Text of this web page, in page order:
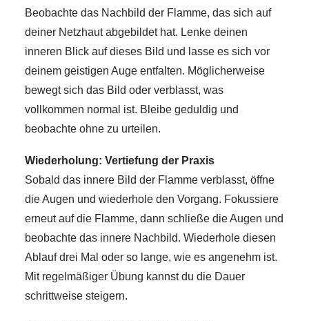
Beobachte das Nachbild der Flamme, das sich auf
deiner Netzhaut abgebildet hat. Lenke deinen
inneren Blick auf dieses Bild und lasse es sich vor
deinem geistigen Auge entfalten. Möglicherweise
bewegt sich das Bild oder verblasst, was
vollkommen normal ist. Bleibe geduldig und
beobachte ohne zu urteilen.
Wiederholung: Vertiefung der Praxis
Sobald das innere Bild der Flamme verblasst, öffne
die Augen und wiederhole den Vorgang. Fokussiere
erneut auf die Flamme, dann schließe die Augen und
beobachte das innere Nachbild. Wiederhole diesen
Ablauf drei Mal oder so lange, wie es angenehm ist.
Mit regelmäßiger Übung kannst du die Dauer
schrittweise steigern.